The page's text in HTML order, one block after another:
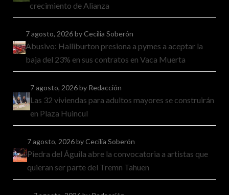
crecimiento de Alianza
7 agosto, 2026by Cecilia Soberón
Abusivo: Halliburton presiona a pymes a aceptar la
baja del 23% en sus contratos en Vaca Muerta
7 agosto, 2026by Redacción
Las 32 viviendas para adultos mayores se construirán
en Plaza Huincul
7 agosto, 2026by Cecilia Soberón
Piedra del Águila abre la convocatoria a artistas que
quieran ser parte del Tremn Tahuen